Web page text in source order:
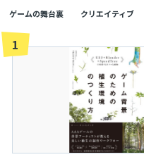
ゲームの舞台裏 クリエイティブ
1